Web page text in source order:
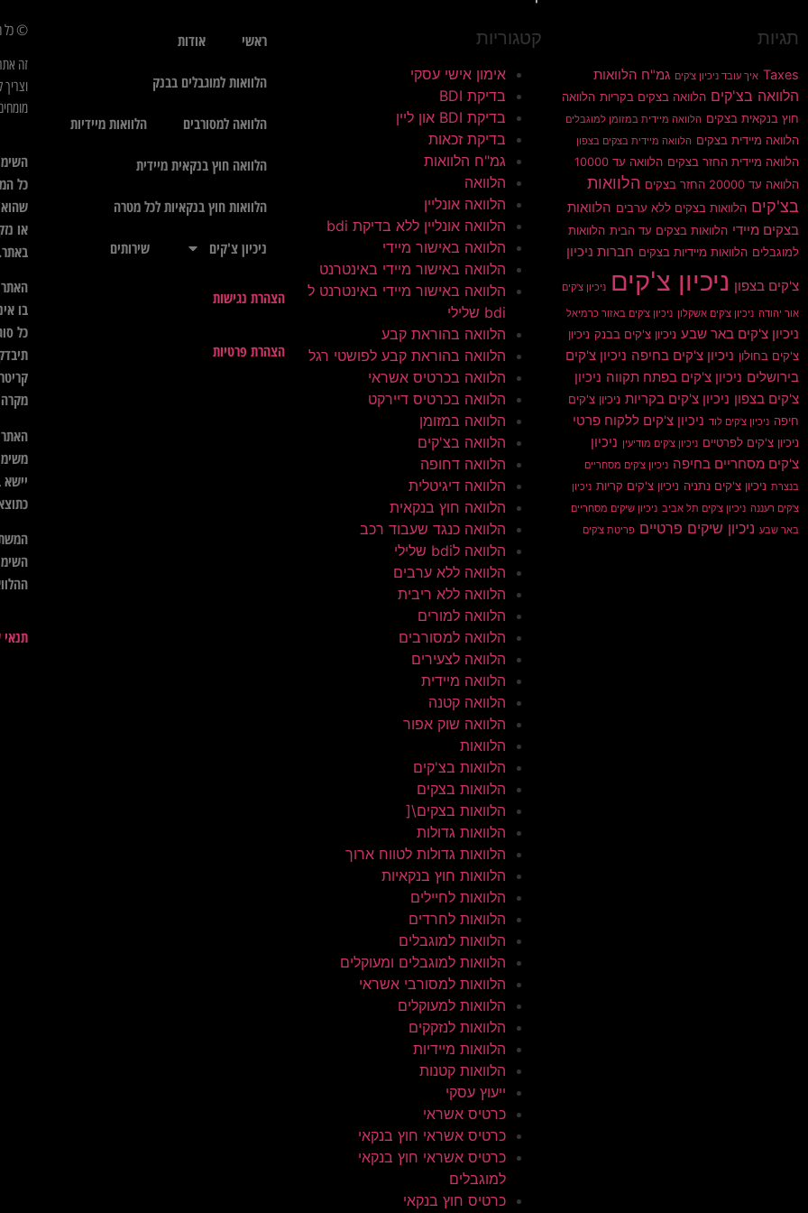
תגיות
Taxes איך עובד ניכיון צ'קים גמ"ח הלוואות
הלוואה בצ'קים הלוואה בצקים בקריות הלוואה
חוץ בנקאית בצקים הלוואה מיידית במזומן למוגבלים
הלוואה מיידית בצקים הלוואה מיידית בצקים בצפון
הלוואה מיידית החזר בצקים הלוואה עד 10000
הלוואה עד 20000 החזר בצקים
הלוואות
בצ'קים הלוואות בצקים ללא ערבים הלוואות
בצקים מיידי הלוואות בצקים עד הבית הלוואות
למוגבלים הלוואות מיידיות בצקים חברות ניכיון
צ'קים בצפון ניכיון צ'קים ניכיון צ'קים
אור יהודה ניכיון צ'קים אשקלון ניכיון צ'קים באזור כרמיאל
ניכיון צ'קים באר שבע ניכיון צ'קים בבנק ניכיון
צ'קים בחולון ניכיון צ'קים בחיפה ניכיון צ'קים
בירושלים ניכיון צ'קים בפתח תקווה ניכיון
צ'קים בצפון ניכיון צ'קים בקריות ניכיון צ'קים
חיפה ניכיון צ'קים לוד ניכיון צ'קים ללקוח פרטי
ניכיון צ'קים לפרטיים ניכיון צ'קים מודיעין ניכיון
צ'קים מסחריים בחיפה ניכיון צ'קים מסחריים
בנצרת ניכיון צ'קים נתניה ניכיון צ'קים קריות ניכיון
צ'קים רעננה ניכיון צ'קים תל אביב ניכיון שיקים מסחריים
באר שבע ניכיון שיקים פרטיים פריטת צ'קים
קטגוריות
אימון אישי עסקי
בדיקת BDI
בדיקת BDI און ליין
בדיקת זכאות
גמ"ח הלוואות
הלוואה
הלוואה אונליין
הלוואה אונליין ללא בדיקת bdi
הלוואה באישור מיידי
הלוואה באישור מיידי באינטרנט
הלוואה באישור מיידי באינטרנט ל
bdi שלילי
הלוואה בהוראת קבע
הלוואה בהוראת קבע לפושטי רגל
הלוואה בכרטיס אשראי
הלוואה בכרטיס דיירקט
הלוואה במזומן
הלוואה בצ'קים
הלוואה דחופה
הלוואה דיגיטלית
הלוואה חוץ בנקאית
הלוואה כנגד שעבוד רכב
הלוואה לbdi שלילי
הלוואה ללא ערבים
הלוואה ללא ריבית
הלוואה למורים
הלוואה למסורבים
הלוואה לצעירים
הלוואה מיידית
הלוואה קטנה
הלוואה שוק אפור
הלוואות
הלוואות בצ'קים
הלוואות בצקים
הלוואות בצקים\[
הלוואות גדולות
הלוואות גדולות לטווח ארוך
הלוואות חוץ בנקאיות
הלוואות לחיילים
הלוואות לחרדים
הלוואות למוגבלים
הלוואות למוגבלים ומעוקלים
הלוואות למסורבי אשראי
הלוואות למעוקלים
הלוואות לנזקקים
הלוואות מיידיות
הלוואות קטנות
ייעוץ עסקי
כרטיס אשראי
כרטיס אשראי חוץ בנקאי
כרטיס אשראי חוץ בנקאי
למוגבלים
כרטיס חוץ בנקאי
ראשי אודות
הלוואות למוגבלים בבנק
הלוואה למסורבים הלוואות מיידיות
הלוואה חוץ בנקאית מיידית
הלוואות חוץ בנקאיות לכל מטרה
ניכיון צ'קים שירותים
הצהרת נגישות
הצהרת פרטיות
© כל
זה
כל
או
האתר
בו
כל
מקרה
האתר